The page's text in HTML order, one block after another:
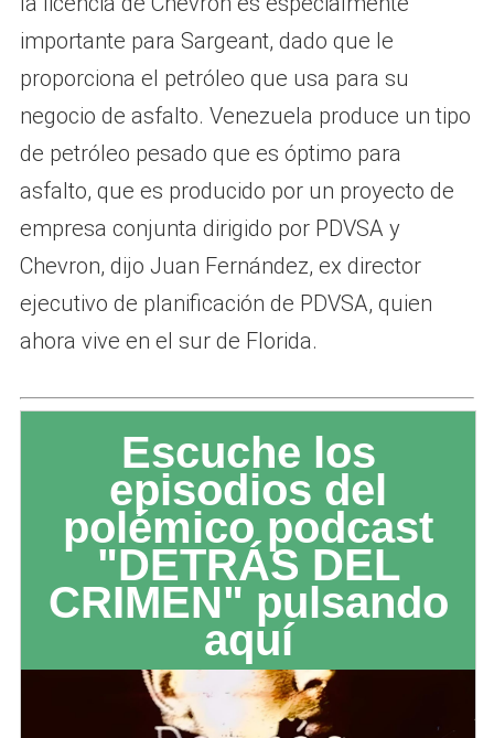
importante para Sargeant, dado que le
proporciona el petróleo que usa para su
negocio de asfalto. Venezuela produce un tipo
de petróleo pesado que es óptimo para
asfalto, que es producido por un proyecto de
empresa conjunta dirigido por PDVSA y
Chevron, dijo Juan Fernández, ex director
ejecutivo de planificación de PDVSA, quien
ahora vive en el sur de Florida.
Escuche los
episodios del
polémico podcast
"DETRÁS DEL
CRIMEN" pulsando
aquí